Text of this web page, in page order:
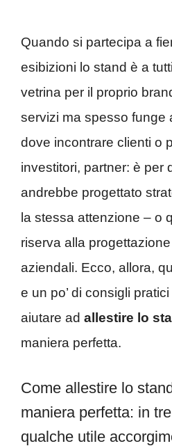
Quando si partecipa a
esibizioni lo stand è a
vetrina per il proprio
servizi ma spesso funge
dove incontrare clienti o
investitori, partner: è per
andrebbe progettato
la stessa attenzione – o
riserva alla
aziendali. Ecco, allora,
e un po’ di consigli
aiutare ad allestire lo
maniera perfetta.
Come allestire lo
maniera perfetta: in
qualche utile